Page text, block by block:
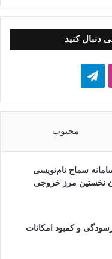
دنبال کنید
تلگرام
محبوب
سامانه سماح نام‌نویسی
نخستین مرز خروجی
و کمبود امکانات